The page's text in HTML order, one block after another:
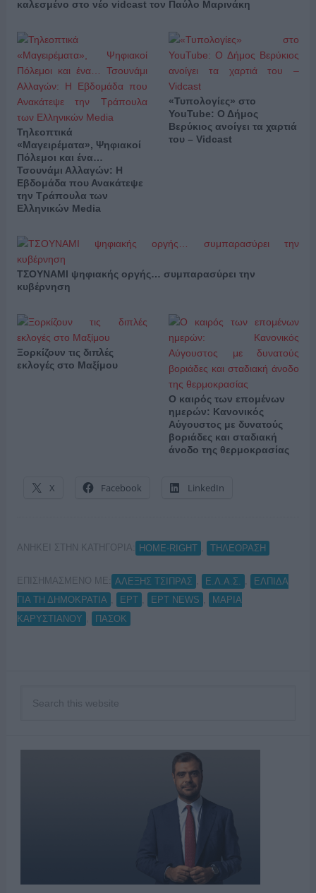
καλεσμένο στο νέο vidcast τον Παύλο Μαρινάκη
Τηλεοπτικά
«Μαγειρέματα», Ψηφιακοί
Πόλεμοι και ένα…
Τσουνάμι Αλλαγών: Η
Εβδομάδα που Ανακάτεψε
την Τράπουλα των
Ελληνικών Media
«Τυπολογίες» στο
YouTube: Ο Δήμος
Βερύκιος ανοίγει τα χαρτιά
του – Vidcast
ΤΣΟΥΝΑΜΙ ψηφιακής οργής… συμπαρασύρει την
κυβέρνηση
Ξορκίζουν τις διπλές
εκλογές στο Μαξίμου
Ο καιρός των επομένων
ημερών: Κανονικός
Αύγουστος με δυνατούς
βοριάδες και σταδιακή
άνοδο της θερμοκρασίας
X Facebook LinkedIn
ΑΝΗΚΕΙ ΣΤΗΝ ΚΑΤΗΓΟΡΙΑ: HOME-RIGHT ΤΗΛΕΟΡΑΣΗ
ΕΠΙΣΗΜΑΣΜΕΝΟ ΜΕ: ΑΛΕΞΗΣ ΤΣΙΠΡΑΣ Ε.Λ.Α.Σ.
ΕΛΠΙΔΑ
ΓΙΑ ΤΗ ΔΗΜΟΚΡΑΤΙΑ
ΕΡΤ ΕΡΤ NEWS
ΜΑΡΙΑ
ΚΑΡΥΣΤΙΑΝΟΥ
ΠΑΣΟΚ